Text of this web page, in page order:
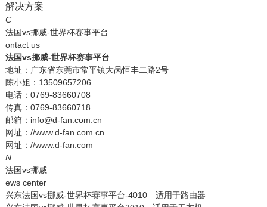
解决方案
C
法国vs挪威-世界杯赛事平台
ontact us
法国vs挪威-世界杯赛事平台
地址：广东省东莞市常平镇大呙恒丰二路2号
陈小姐：13509657206
电话：0769-83660708
传真：0769-83660718
邮箱：info@d-fan.com.cn
网址：//www.d-fan.com.cn
网址：//www.d-fan.com
N
法国vs挪威
ews center
兴东法国vs挪威-世界杯赛事平台-4010—适用于路由器